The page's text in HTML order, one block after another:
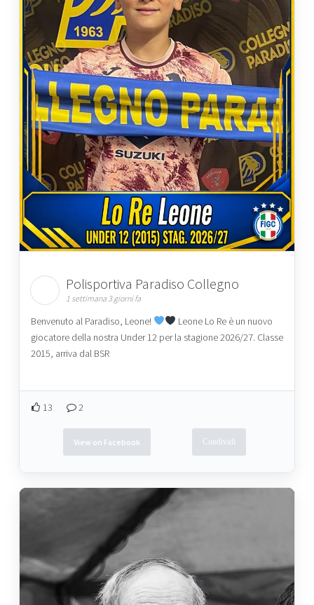
Polisportiva Paradiso Collegno
1 settimana 3 giorni fa
Benvenuto al Paradiso, Leone!
Leone Lo Re è un nuovo
giocatore della nostra Under 12 per la stagione 2026/27. Classe
2015, arriva dal BSR
13 2
View on Facebook Condividi